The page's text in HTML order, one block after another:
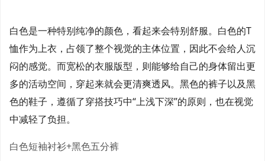
白色是一种特别纯净的颜色，看起来会特别舒服。白色的T
恤作为上衣，占领了整个视觉的主体位置，因此不会给人沉
闷的感觉。而宽松的衣服版型，则能够给自己的身体留出更
多的活动空间，穿起来就会更清爽透风。黑色的裤子以及黑
色的鞋子，遵循了穿搭技巧中“上浅下深”的原则，也在视觉
中减轻了负担。
白色短袖衬衫+黑色五分裤